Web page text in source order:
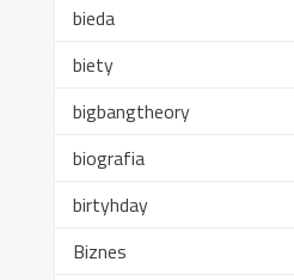
bieda
biety
bigbangtheory
biografia
birtyhday
Biznes